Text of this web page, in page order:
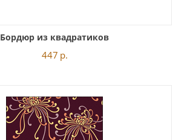
Бордюр из квадратиков
447 р.